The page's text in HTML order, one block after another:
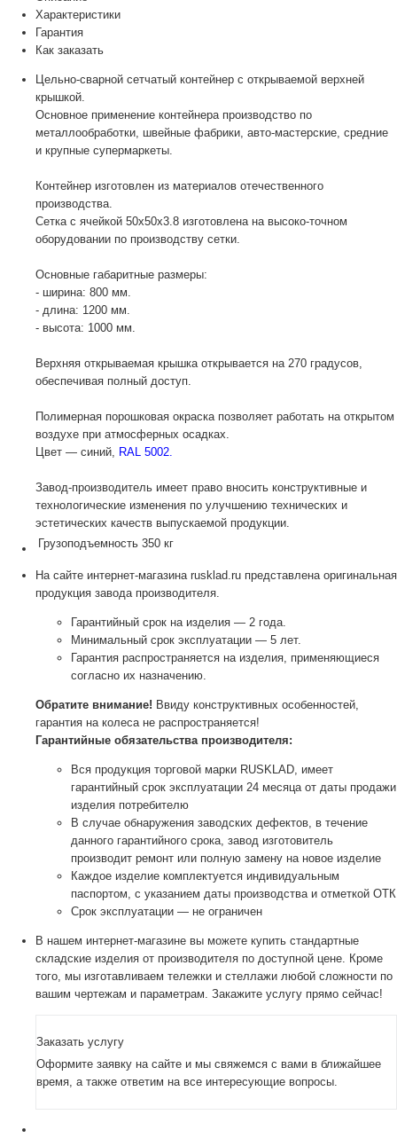
Характеристики
Гарантия
Как заказать
Цельно-сварной сетчатый контейнер с открываемой верхней
крышкой.
Основное применение контейнера производство по
металлообработки, швейные фабрики, авто-мастерские, средние
и крупные супермаркеты.
Контейнер изготовлен из материалов отечественного
производства.
Сетка с ячейкой 50х50х3.8 изготовлена на высоко-точном
оборудовании по производству сетки.
Основные габаритные размеры:
- ширина: 800 мм.
- длина: 1200 мм.
- высота: 1000 мм.
Верхняя открываемая крышка открывается на 270 градусов,
обеспечивая полный доступ.
Полимерная порошковая окраска позволяет работать на открытом
воздухе при атмосферных осадках.
Цвет — синий,
RAL 5002.
Завод-производитель имеет право вносить конструктивные и
технологические изменения по улучшению технических и
эстетических качеств выпускаемой продукции.
Грузоподъемность 350 кг
На сайте интернет-магазина rusklad.ru представлена оригинальная
продукция завода производителя.
Гарантийный срок на изделия — 2 года.
Минимальный срок эксплуатации — 5 лет.
Гарантия распространяется на изделия, применяющиеся
согласно их назначению.
Обратите внимание! Ввиду конструктивных особенностей,
гарантия на колеса не распространяется!
Гарантийные обязательства производителя:
Вся продукция торговой марки RUSKLAD, имеет
гарантийный срок эксплуатации 24 месяца от даты продажи
изделия потребителю
В случае обнаружения заводских дефектов, в течение
данного гарантийного срока, завод изготовитель
производит ремонт или полную замену на новое изделие
Каждое изделие комплектуется индивидуальным
паспортом, с указанием даты производства и отметкой ОТК
Срок эксплуатации — не ограничен
В нашем интернет-магазине вы можете купить стандартные
складские изделия от производителя по доступной цене. Кроме
того, мы изготавливаем тележки и стеллажи любой сложности по
вашим чертежам и параметрам. Закажите услугу прямо сейчас!
Заказать услугу
Оформите заявку на сайте и мы свяжемся с вами в ближайшее
время, а также ответим на все интересующие вопросы.